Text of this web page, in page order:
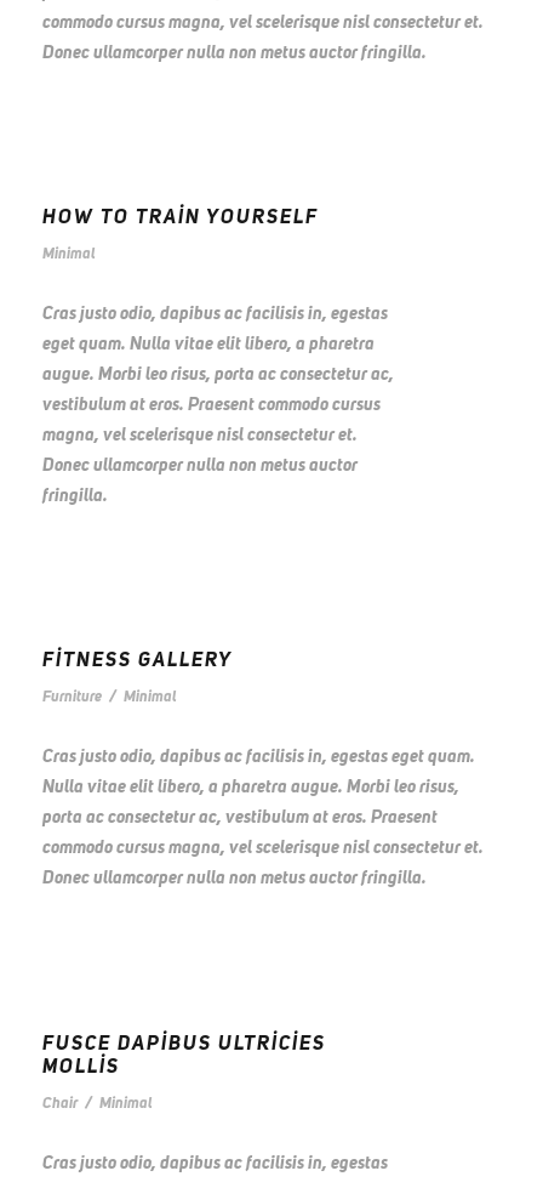
commodo cursus magna, vel scelerisque nisl consectetur et.
Donec ullamcorper nulla non metus auctor fringilla.
HOW TO TRAIN YOURSELF
Minimal
Cras justo odio, dapibus ac facilisis in, egestas
eget quam. Nulla vitae elit libero, a pharetra
augue. Morbi leo risus, porta ac consectetur ac,
vestibulum at eros. Praesent commodo cursus
magna, vel scelerisque nisl consectetur et.
Donec ullamcorper nulla non metus auctor
fringilla.
FITNESS GALLERY
Furniture / Minimal
Cras justo odio, dapibus ac facilisis in, egestas eget quam.
Nulla vitae elit libero, a pharetra augue. Morbi leo risus,
porta ac consectetur ac, vestibulum at eros. Praesent
commodo cursus magna, vel scelerisque nisl consectetur et.
Donec ullamcorper nulla non metus auctor fringilla.
FUSCE DAPIBUS ULTRICIES
MOLLIS
Chair / Minimal
Cras justo odio, dapibus ac facilisis in, egestas